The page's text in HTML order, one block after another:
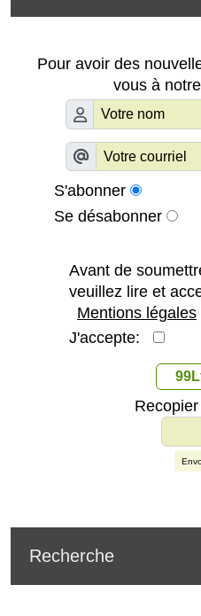
Pour avoir des
vous à
S'abonner
Se désabonner
Avant de
veuillez lire et
Mentions légales
J'accepte:
Recherche